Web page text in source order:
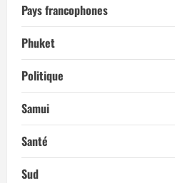
Pays francophones
Phuket
Politique
Samui
Santé
Sud